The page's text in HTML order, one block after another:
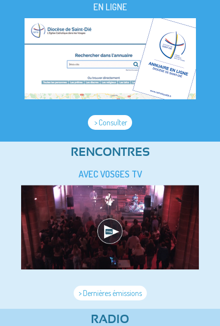
EN LIGNE
> Consulter
RENCONTRES
AVEC VOSGES TV
> Dernières émissions
RADIO